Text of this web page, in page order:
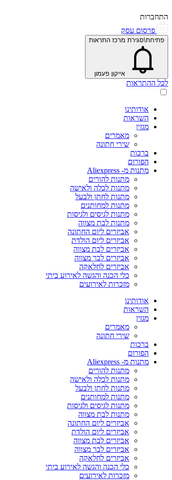
התחברות
פרסום עסק
פתיחת\סגירת מרכז התראות
אייקון פעמון
לכל ההתראות
אודותינו
השראות
מגזין
מאמרים
שירי חתונה
ברכות
הפורום
מתנות מ- Aliexpress
מתנות להורים
מתנות לכלה ולאישה
מתנות לחתן ולבעל
מתנות למחותנים
מתנות לגיסים ולגיסות
מתנות לבת מצווה
אביזרים ליום החתונה
אביזרים ליום הולדת
אביזרים לבת מצווה
אביזרים לבר מצווה
אביזרים לחלאקה
כלי הכנה והגשה לאירוע ביתי
מזכרות לאירועים
אודותינו
השראות
מגזין
מאמרים
שירי חתונה
ברכות
הפורום
מתנות מ- Aliexpress
מתנות להורים
מתנות לכלה ולאישה
מתנות לחתן ולבעל
מתנות למחותנים
מתנות לגיסים ולגיסות
מתנות לבת מצווה
אביזרים ליום החתונה
אביזרים ליום הולדת
אביזרים לבת מצווה
אביזרים לבר מצווה
אביזרים לחלאקה
כלי הכנה והגשה לאירוע ביתי
מזכרות לאירועים